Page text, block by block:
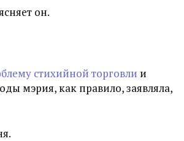
он.
стихийной торговли и
мэрия, как правило, заявляла,